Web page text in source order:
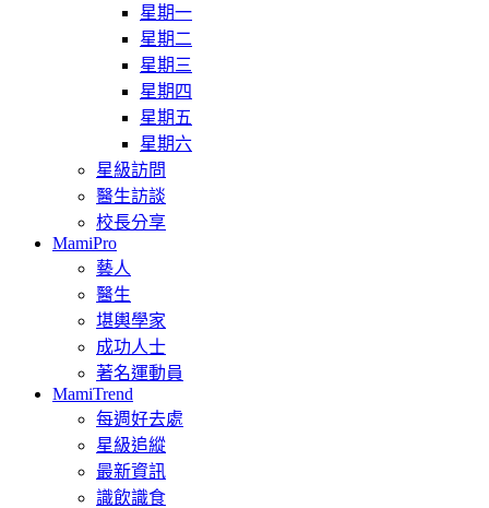
星期一
星期二
星期三
星期四
星期五
星期六
星級訪問
醫生訪談
校長分享
MamiPro
藝人
醫生
堪輿學家
成功人士
著名運動員
MamiTrend
每週好去處
星級追縱
最新資訊
識飲識食